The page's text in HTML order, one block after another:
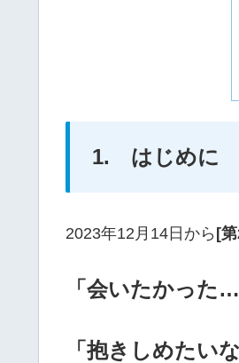
1. はじめに
2023年12月14日から [
「会いたかった
「抱きしめたい